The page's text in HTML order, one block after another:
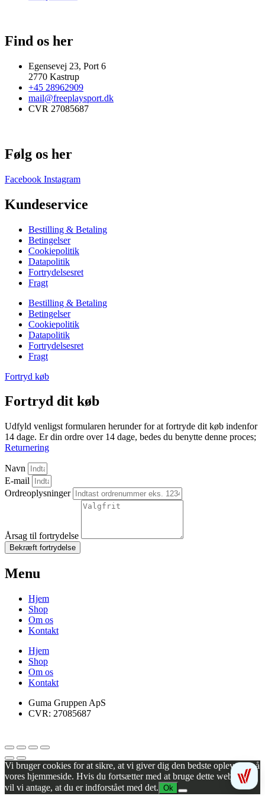
Find os her
Egensevej 23, Port 6
2770 Kastrup
+45 28962909
mail@freeplaysport.dk
CVR 27085687
Følg os her
Facebook Instagram
Kundeservice
Bestilling & Betaling
Betingelser
Cookiepolitik
Datapolitik
Fortrydelsesret
Fragt
Bestilling & Betaling
Betingelser
Cookiepolitik
Datapolitik
Fortrydelsesret
Fragt
Fortryd køb
Fortryd dit køb
Udfyld venligst formularen herunder for at fortryde dit køb indenfor
14 dage. Er din ordre over 14 dage, bedes du benytte denne proces;
Returnering
Navn
E-mail
Ordreoplysninger
Årsag til fortrydelse
Bekræft fortrydelse
Menu
Hjem
Shop
Om os
Kontakt
Hjem
Shop
Om os
Kontakt
Guma Gruppen ApS
CVR: 27085687
Vi bruger cookies for at sikre, at vi giver dig den bedste oplevelse på
vores hjemmeside. Hvis du fortsætter med at bruge dette websted,
vil vi antage, at du er indforstået med det. Ok